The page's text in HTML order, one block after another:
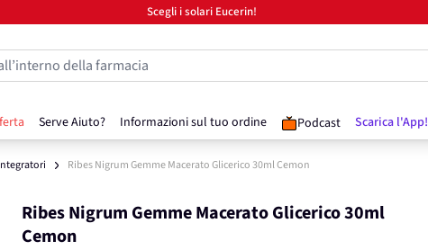
Scegli i solari Eucerin!
Serve Aiuto? Informazioni sul tuo ordine Podcast Scarica l'App!
della farmacia
Ribes Nigrum Gemme Macerato Glicerico 30ml Cemon
Ribes Nigrum Gemme Macerato Glicerico 30ml
Cemon